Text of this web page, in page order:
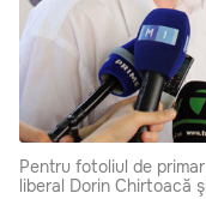
Pentru fotoliul de
liberal Dorin Chirtoacă